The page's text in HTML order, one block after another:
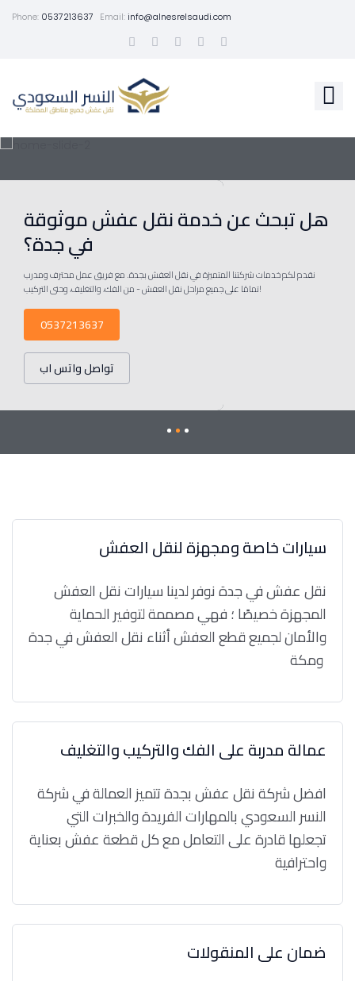
Phone: 0537213637 Email:info@alnesrelsaudi.com
هل تبحث عن خدمة نقل عفش موثوقة
في جدة؟
نقدم لكم خدمات شركتنا المتميزة في نقل العفش بجدة. مع فريق عمل محترف ومدرب
تمامًا على جميع مراحل نقل العفش - من الفك، والتغليف، وحتى التركيب!
0537213637
تواصل واتس اب
سيارات خاصة ومجهزة لنقل العفش
نقل عفش في جدة نوفر لدينا سيارات نقل العفش
المجهزة خصيصًا ؛ فهي مصممة لتوفير الحماية
والأمان لجميع قطع العفش أثناء نقل العفش في جدة
عمالة مدربة على الفك والتركيب والتغليف
افضل شركة نقل عفش بجدة تتميز العمالة في شركة
النسر السعودي بالمهارات الفريدة والخبرات التي
تجعلها قادرة على التعامل مع كل قطعة عفش بعناية
واحترافية
ضمان على المنقولات